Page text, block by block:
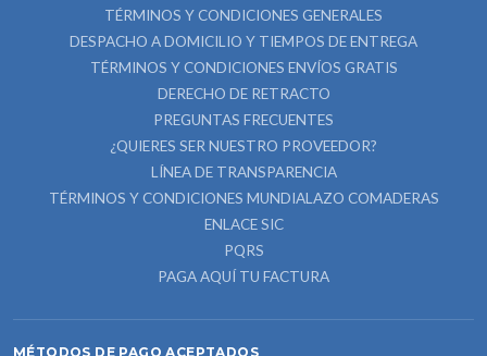
TÉRMINOS Y CONDICIONES GENERALES
DESPACHO A DOMICILIO Y TIEMPOS DE ENTREGA
TÉRMINOS Y CONDICIONES ENVÍOS GRATIS
DERECHO DE RETRACTO
PREGUNTAS FRECUENTES
¿QUIERES SER NUESTRO PROVEEDOR?
LÍNEA DE TRANSPARENCIA
TÉRMINOS Y CONDICIONES MUNDIALAZO COMADERAS
ENLACE SIC
PQRS
PAGA AQUÍ TU FACTURA
MÉTODOS DE PAGO ACEPTADOS